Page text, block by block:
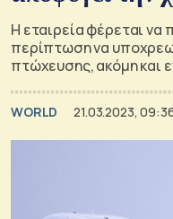
H εταιρεία φέρεται να
περίπτωση να
πτώχευσης, ακόμη και
WORLD 21.03.2023,